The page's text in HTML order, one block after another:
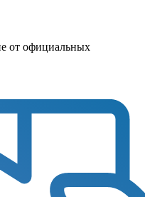
от официальных